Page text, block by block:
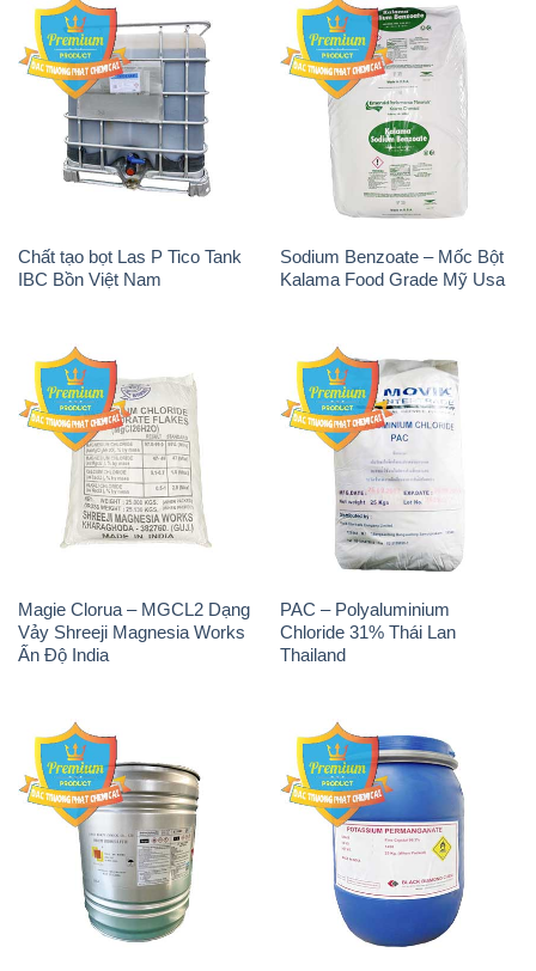
Chất tạo bọt Las P Tico Tank
IBC Bồn Việt Nam
Sodium Benzoate – Mốc Bột
Kalama Food Grade Mỹ Usa
Magie Clorua – MGCL2 Dạng
Vảy Shreeji Magnesia Works
Ấn Độ India
PAC – Polyaluminium
Chloride 31% Thái Lan
Thailand